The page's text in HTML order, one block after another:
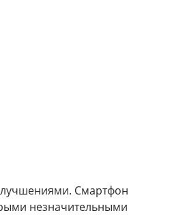
Смартфон
незначительными